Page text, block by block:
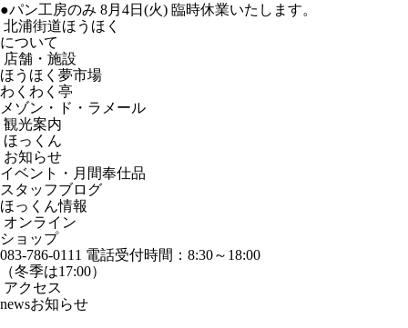
●パン工房のみ 8月4日(火) 臨時休業いたします。
北浦街道ほうほく
について
店舗・施設
ほうほく夢市場
わくわく亭
メゾン・ド・ラメール
観光案内
ほっくん
お知らせ
イベント・月間奉仕品
スタッフブログ
ほっくん情報
オンライン
ショップ
083-786-0111 電話受付時間：8:30～18:00
（冬季は17:00）
アクセス
newsお知らせ